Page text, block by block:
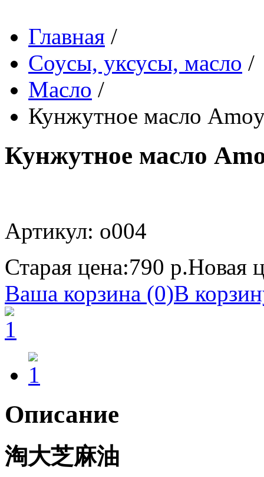
Главная /
Соусы, уксусы, масло /
Масло /
Кунжутное масло
Кунжутное масло
Артикул: o004
Старая цена:790 р.Новая
Ваша корзина (0)В
Описание
淘大芝麻油